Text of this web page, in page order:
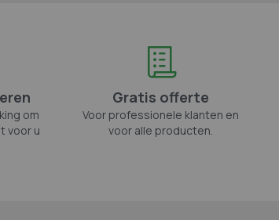
om
voor u
Gratis offerte
Voor professionele klanten en
voor alle producten.